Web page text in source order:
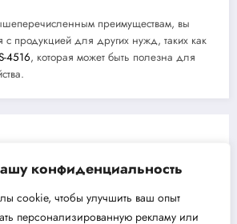
конфиденциальность
cookie, чтобы улучшить ваш опыт
персонализированную рекламу или
преимуществам, вы
с продукцией для других нужд, таких как
4516, которая может быть полезна для
Denzel DLS 2250